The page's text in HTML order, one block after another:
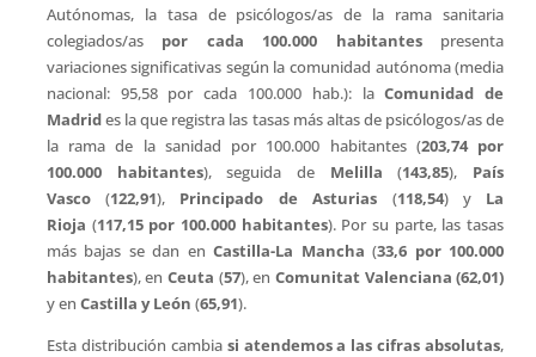
Autónomas, la tasa de psicólogos/as de la rama sanitaria
colegiados/as por cada 100.000 habitantespresenta
variaciones significativas según la comunidad autónoma (media
nacional: 95,58 por cada 100.000 hab.): laComunidad de
Madrides la que registra las tasas más altas de psicólogos/as de
la rama de la sanidad por 100.000 habitantes (203,74 por
100.000 habitantes), seguida de Melilla (143,85), País
Vasco(122,91), Principado de Asturias (118,54) y La
Rioja (117,15 por 100.000 habitantes). Por su parte, las tasas
más bajas se dan enCastilla-La Mancha (33,6 por 100.000
habitantes), enCeuta (57), en Comunitat Valenciana (62,01)
y en Castilla y León (65,91).
Esta distribución cambiasi atendemos a las cifras absolutas,